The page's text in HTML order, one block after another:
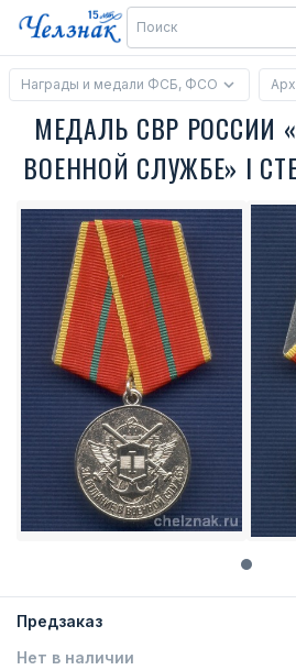
Награды и медали ФСБ, ФСО
МЕДАЛЬ СВР РОССИИ
ВОЕННОЙ СЛУЖБЕ» I
Предзаказ
Нет в наличии